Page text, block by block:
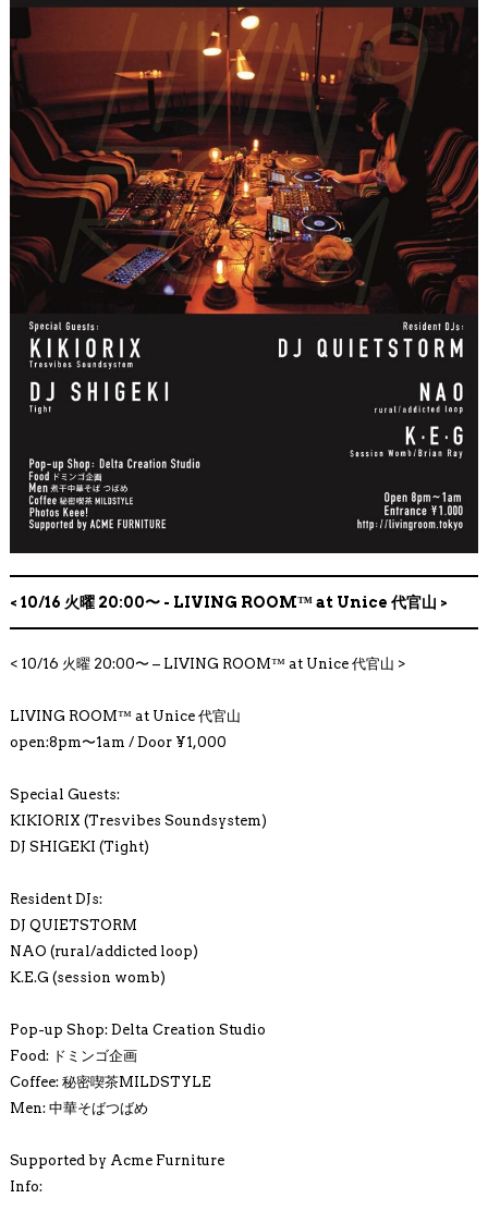
< 10/16 火曜 20:00〜 - LIVING ROOM™ at Unice 代官山 >
< 10/16 火曜 20:00〜 – LIVING ROOM™ at Unice 代官山 >
LIVING ROOM™ at Unice 代官山
open:8pm〜1am / Door ¥1,000
Special Guests:
KIKIORIX (Tresvibes Soundsystem)
DJ SHIGEKI (Tight)
Resident DJs:
DJ QUIETSTORM
NAO (rural/addicted loop)
K.E.G (session womb)
Pop-up Shop: Delta Creation Studio
Food: ドミンゴ企画
Coffee: 秘密喫茶MILDSTYLE
Men: 中華そばつばめ
Supported by Acme Furniture
Info: